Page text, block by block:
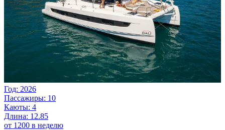
Год: 2026
Пассажиры: 10
Каюты: 4
Длина: 12.85
от 1200 в неделю